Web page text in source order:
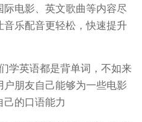
电影、英文歌曲等内容尽
乐配音更轻松，快速提升
学英语都是背单词，不如来
朋友自己能够为一些电影
己的口语能力